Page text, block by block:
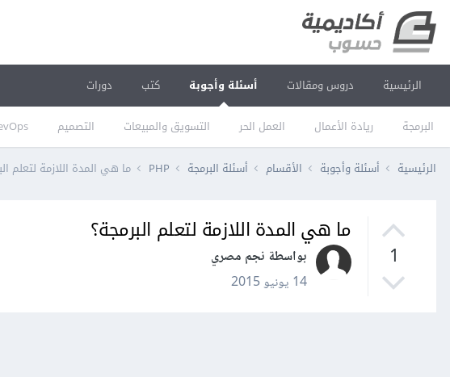
الرئيسية دروس ومقالات أسئلة وأجوبة
البرمجة ريادة الأعمال العمل الحر التسويق والمبيعات التصميم
كتب دورات
الرئيسية أسئلة وأجوبة الأقسام أسئلة البرمجة PHP ما هي المدة اللازمة لتعلم
1
ما هي المدة اللازمة لتعلم البرمجة؟
بواسطة نجم مصري
14 يونيو 2015